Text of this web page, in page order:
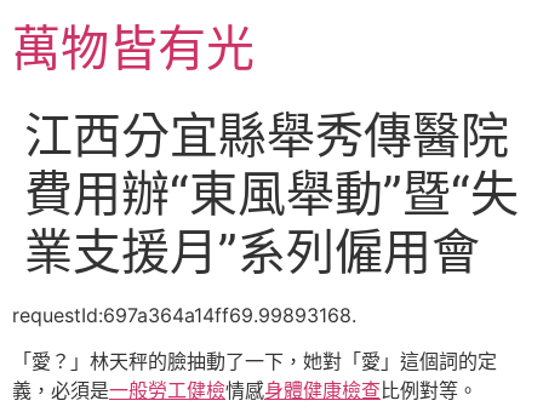
主萬物皆有光
江西分宜縣舉秀傳醫院
費用辦“東風舉動”暨“失
業支援月”系列僱用會
requestId:697a364a14ff69.99893168.
「愛？」林天秤的臉抽動了一下，她對「愛」這個詞的定
義，必須是一般勞工健檢情感身體健康檢查比例對等。